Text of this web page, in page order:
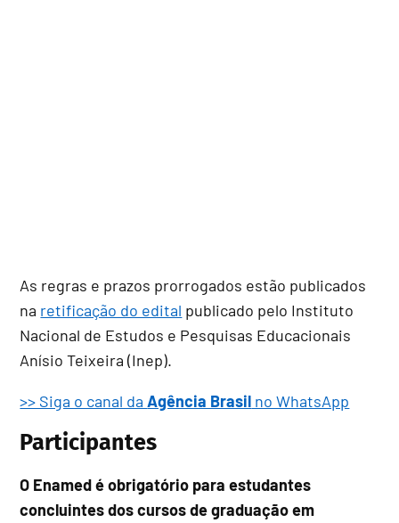
As regras e prazos prorrogados estão publicados
na retificação do edital publicado pelo Instituto
Nacional de Estudos e Pesquisas Educacionais
Anísio Teixeira (Inep).
>> Siga o canal daAgência Brasil no WhatsApp
Participantes
O Enamed é obrigatório para estudantes
concluintes dos cursos de graduação em